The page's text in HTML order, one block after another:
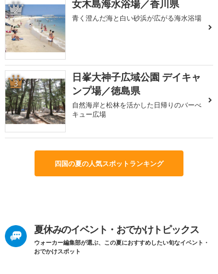
2 女木島海水浴場／香川県
青く澄んだ海と白い砂浜が広がる海水浴場
3
日峯大神子広域公園 デイキャ
ンプ場／徳島県
自然海岸と松林を活かした日帰りのバーべ
キュー広場
四国の夏の人気スポットランキング
夏休みのイベント・おでかけトピックス
ウォーカー編集部が選ぶ、この夏におすすめしたい旬なイベント・
おでかけスポット